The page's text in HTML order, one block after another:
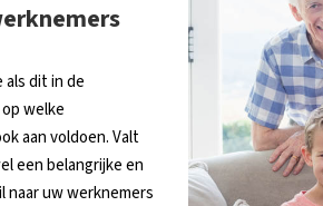
dit in de
welke
aan voldoen. Valt
een belangrijke en
uw werknemers